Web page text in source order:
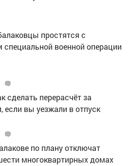
простятся с
военной операции
сделать перерасчёт за
если вы уезжали в отпуск
по плану отключат
многоквартирных домах